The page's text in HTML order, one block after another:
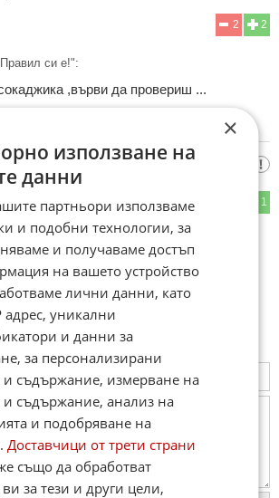
2
2
си е!":
,върви да провериш ...
1
×
използване на
данни
партньори използваме
и подобни технологии, за
и получаваме достъп
на вашето устройство
лични данни, като
адрес, уникални
и данни за
за персонализирани
и съдържание, измерване на
и съдържание, анализ на
и подобряване на
Доставчици от трети страни
също да обработват
за тези и други цели,